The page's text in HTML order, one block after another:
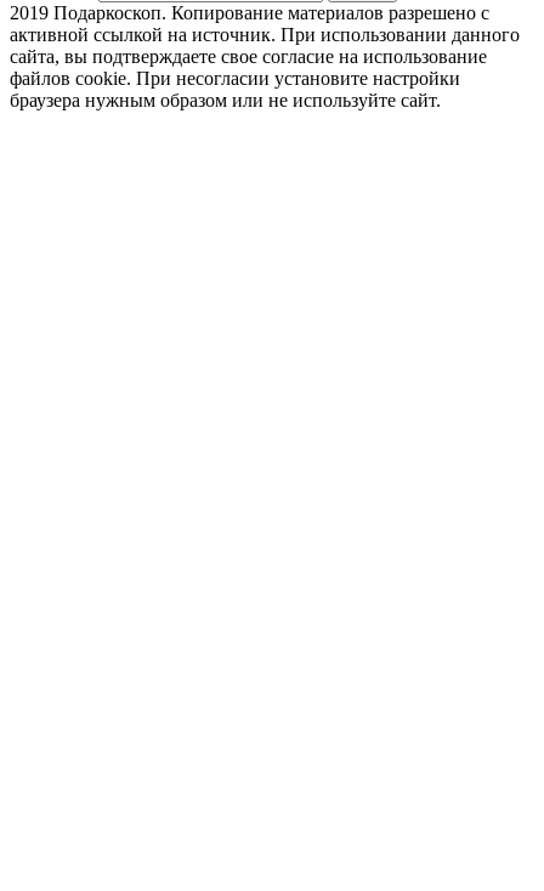
2019 Подаркоскоп. Копирование материалов разрешено с
активной ссылкой на источник. При использовании данного
сайта, вы подтверждаете свое согласие на использование
файлов cookie. При несогласии установите настройки
браузера нужным образом или не используйте сайт.